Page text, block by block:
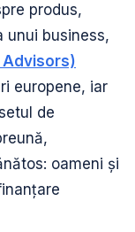
produs,
unui business,
Advisors)
europene, iar
de
oameni și